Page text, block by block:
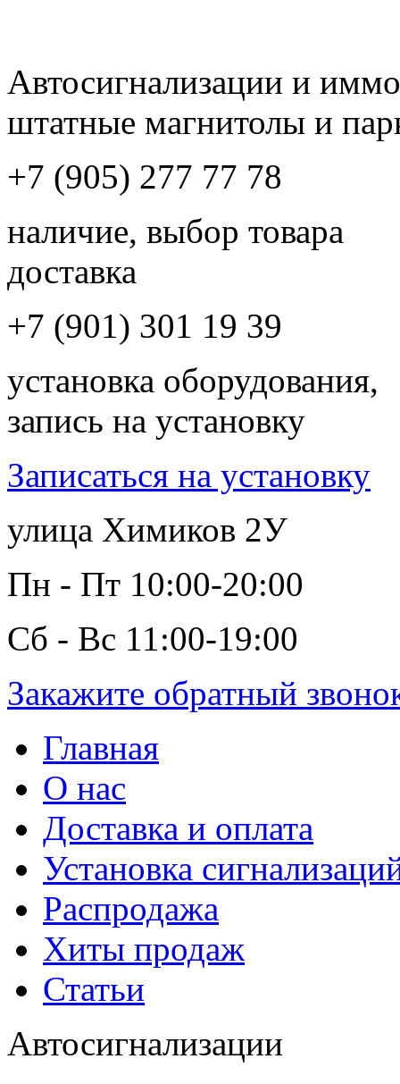
Автосигнализации и
штатные магнитолы и
+7 (905) 277 77 78
наличие, выбор товара
доставка
+7 (901) 301 19 39
установка оборудования,
запись на установку
Записаться на установку
улица Химиков 2У
Пн - Пт 10:00-20:00
Сб - Вс 11:00-19:00
Закажите обратный
Главная
О нас
Доставка и оплата
Установка
Распродажа
Хиты продаж
Статьи
Автосигнализации